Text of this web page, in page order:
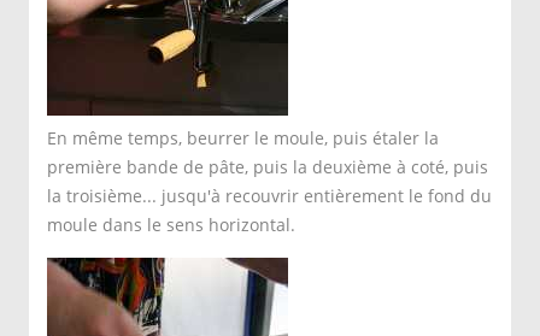
En même temps, beurrer le moule, puis étaler la
première bande de pâte, puis la deuxième à coté, puis
la troisième... jusqu'à recouvrir entièrement le fond du
moule dans le sens horizontal.